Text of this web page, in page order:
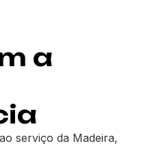
a
serviço da Madeira,